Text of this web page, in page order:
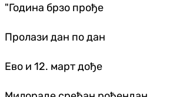
"Година брзо прође
Пролази дан по дан
Ево и 12. март дође